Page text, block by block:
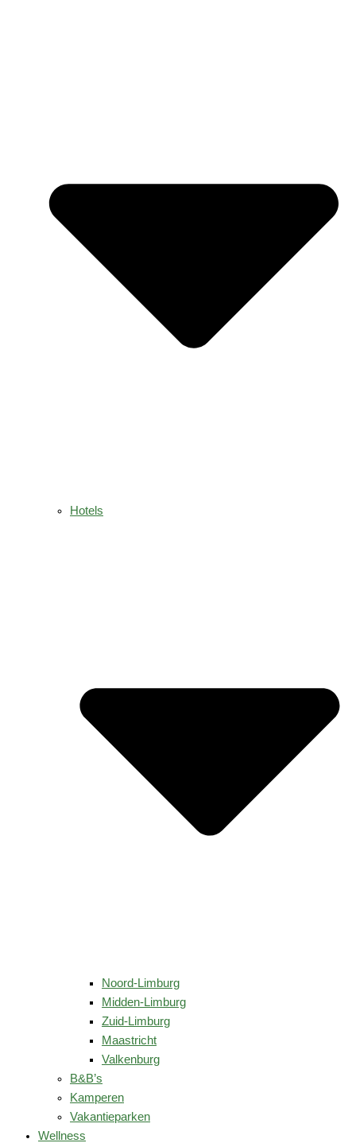
Hotels
Noord-Limburg
Midden-Limburg
Zuid-Limburg
Maastricht
Valkenburg
B&B’s
Kamperen
Vakantieparken
Wellness